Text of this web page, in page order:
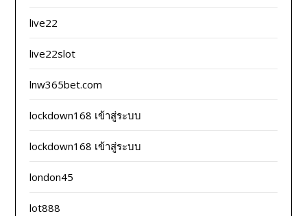
live22
live22slot
lnw365bet.com
lockdown168 เข้าสู่ระบบ
lockdown168 เข้าสู่ระบบ
london45
lot888